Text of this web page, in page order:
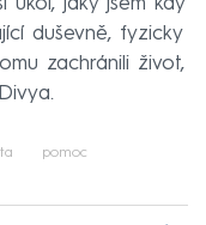
duševně, fyzicky
zachránili život,
pomoc